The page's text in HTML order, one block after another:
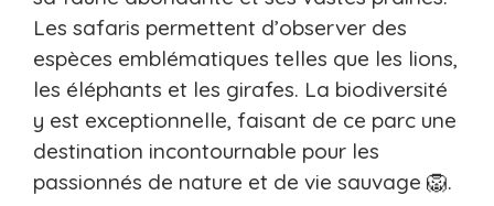
Les safaris permettent d’observer des
espèces emblématiques telles que les lions,
les éléphants et les girafes. La biodiversité
y est exceptionnelle, faisant de ce parc une
destination incontournable pour les
passionnés de nature et de vie sauvage 🦁.